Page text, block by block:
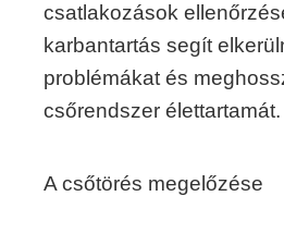
csatlakozások
karbantartás segít
problémákat és
csőrendszer élettartamát.
A csőtörés megelőzése